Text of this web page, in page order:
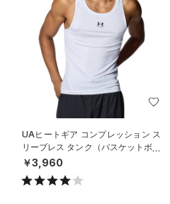
UAヒートギア コンプレッション ス
リーブレス タンク（バスケットボー
ル/MEN）
￥3,960